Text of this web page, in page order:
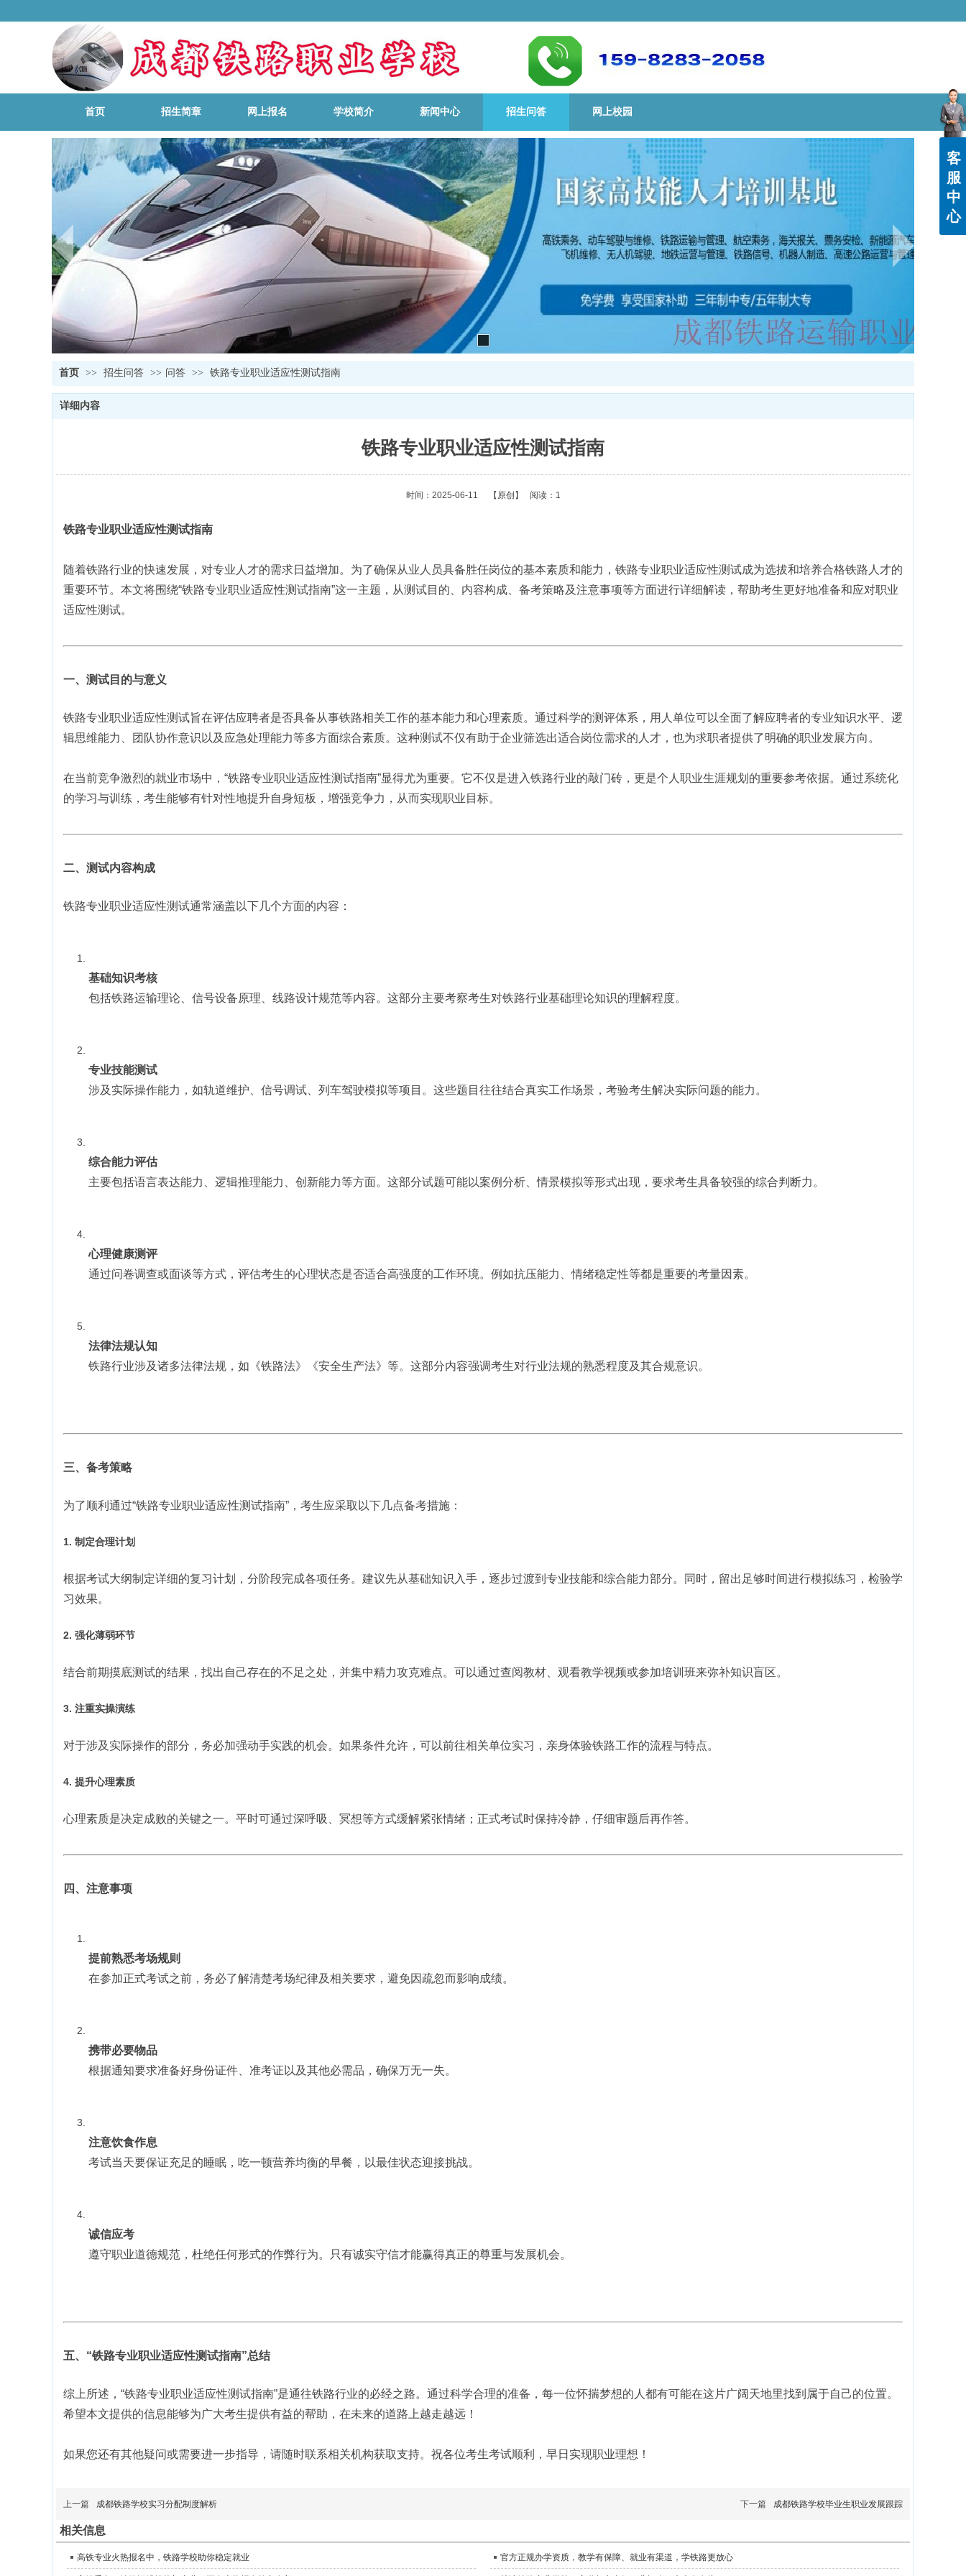
首页 招生简章 网上报名 学校简介 新闻中心 招生问答 网上校园
首页 >> 招生问答 >> 问答 >> 铁路专业职业适应性测试指南
详细内容
铁路专业职业适应性测试指南
时间：2025-06-11 【原创】 阅读：1
铁路专业职业适应性测试指南
随着铁路行业的快速发展，对专业人才的需求日益增加。为了确保从业人员具备胜任岗位的基本素质和能力，铁路专业职业适应性测试成为选拔和培养合格铁路人才的
重要环节。本文将围绕“铁路专业职业适应性测试指南”这一主题，从测试目的、内容构成、备考策略及注意事项等方面进行详细解读，帮助考生更好地准备和应对职业
适应性测试。
一、测试目的与意义
铁路专业职业适应性测试旨在评估应聘者是否具备从事铁路相关工作的基本能力和心理素质。通过科学的测评体系，用人单位可以全面了解应聘者的专业知识水平、逻
辑思维能力、团队协作意识以及应急处理能力等多方面综合素质。这种测试不仅有助于企业筛选出适合岗位需求的人才，也为求职者提供了明确的职业发展方向。
在当前竞争激烈的就业市场中，“铁路专业职业适应性测试指南”显得尤为重要。它不仅是进入铁路行业的敲门砖，更是个人职业生涯规划的重要参考依据。通过系统化
的学习与训练，考生能够有针对性地提升自身短板，增强竞争力，从而实现职业目标。
二、测试内容构成
铁路专业职业适应性测试通常涵盖以下几个方面的内容：
基础知识考核
包括铁路运输理论、信号设备原理、线路设计规范等内容。这部分主要考察考生对铁路行业基础理论知识的理解程度。
专业技能测试
涉及实际操作能力，如轨道维护、信号调试、列车驾驶模拟等项目。这些题目往往结合真实工作场景，考验考生解决实际问题的能力。
综合能力评估
主要包括语言表达能力、逻辑推理能力、创新能力等方面。这部分试题可能以案例分析、情景模拟等形式出现，要求考生具备较强的综合判断力。
心理健康测评
通过问卷调查或面谈等方式，评估考生的心理状态是否适合高强度的工作环境。例如抗压能力、情绪稳定性等都是重要的考量因素。
法律法规认知
铁路行业涉及诸多法律法规，如《铁路法》《安全生产法》等。这部分内容强调考生对行业法规的熟悉程度及其合规意识。
三、备考策略
为了顺利通过“铁路专业职业适应性测试指南”，考生应采取以下几点备考措施：
1. 制定合理计划
根据考试大纲制定详细的复习计划，分阶段完成各项任务。建议先从基础知识入手，逐步过渡到专业技能和综合能力部分。同时，留出足够时间进行模拟练习，检验学
习效果。
2. 强化薄弱环节
结合前期摸底测试的结果，找出自己存在的不足之处，并集中精力攻克难点。可以通过查阅教材、观看教学视频或参加培训班来弥补知识盲区。
3. 注重实操演练
对于涉及实际操作的部分，务必加强动手实践的机会。如果条件允许，可以前往相关单位实习，亲身体验铁路工作的流程与特点。
4. 提升心理素质
心理素质是决定成败的关键之一。平时可通过深呼吸、冥想等方式缓解紧张情绪；正式考试时保持冷静，仔细审题后再作答。
四、注意事项
提前熟悉考场规则
在参加正式考试之前，务必了解清楚考场纪律及相关要求，避免因疏忽而影响成绩。
携带必要物品
根据通知要求准备好身份证件、准考证以及其他必需品，确保万无一失。
注意饮食作息
考试当天要保证充足的睡眠，吃一顿营养均衡的早餐，以最佳状态迎接挑战。
诚信应考
遵守职业道德规范，杜绝任何形式的作弊行为。只有诚实守信才能赢得真正的尊重与发展机会。
五、“铁路专业职业适应性测试指南”总结
综上所述，“铁路专业职业适应性测试指南”是通往铁路行业的必经之路。通过科学合理的准备，每一位怀揣梦想的人都有可能在这片广阔天地里找到属于自己的位置。
希望本文提供的信息能够为广大考生提供有益的帮助，在未来的道路上越走越远！
如果您还有其他疑问或需要进一步指导，请随时联系相关机构获取支持。祝各位考生考试顺利，早日实现职业理想！
上一篇 成都铁路学校实习分配制度解析 下一篇 成都铁路学校毕业生职业发展跟踪
相关信息
高铁专业火热报名中，铁路学校助你稳定就业 官方正规办学资质，教学有保障、就业有渠道，学铁路更放心
客
服
中
心